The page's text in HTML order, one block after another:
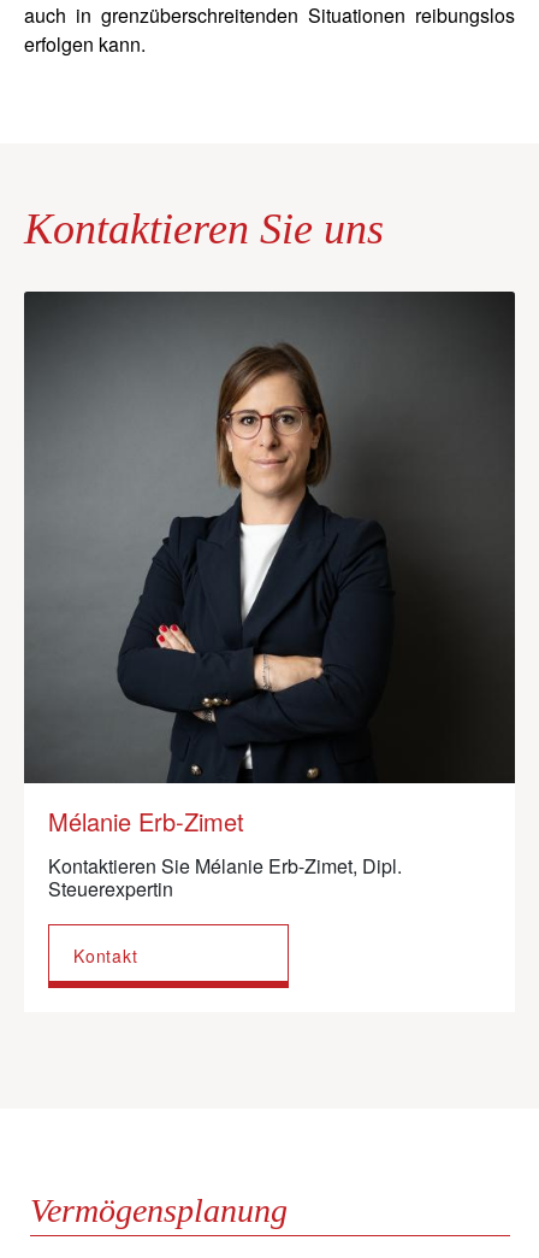
auch in grenzüberschreitenden Situationen reibungslos
erfolgen kann.
Kontaktieren Sie uns
Mélanie Erb-Zimet
Kontaktieren Sie Mélanie Erb-Zimet, Dipl.
Steuerexpertin
Kontakt
Vermögensplanung